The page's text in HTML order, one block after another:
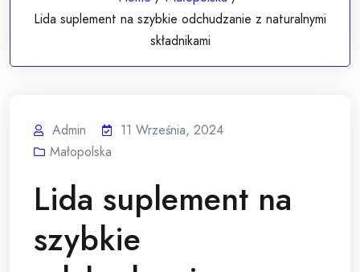
Lida suplement na szybkie odchudzanie z naturalnymi
składnikami
Admin
11 Września, 2024
Małopolska
Lida suplement na
szybkie